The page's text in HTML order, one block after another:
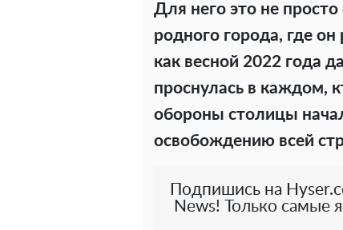
Для него это не
родного города, где
как весной 2022 года
проснулась в каждом,
обороны столицы
освобождению всей
Подпишись на
News! Только самые